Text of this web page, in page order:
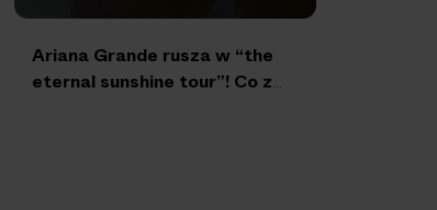
Ariana Grande rusza w “the
eternal sunshine tour”! Co z